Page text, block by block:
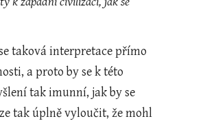
taková interpretace přímo
a proto by se k této
tak imunní, jak by se
tak úplně vyloučit, že mohl